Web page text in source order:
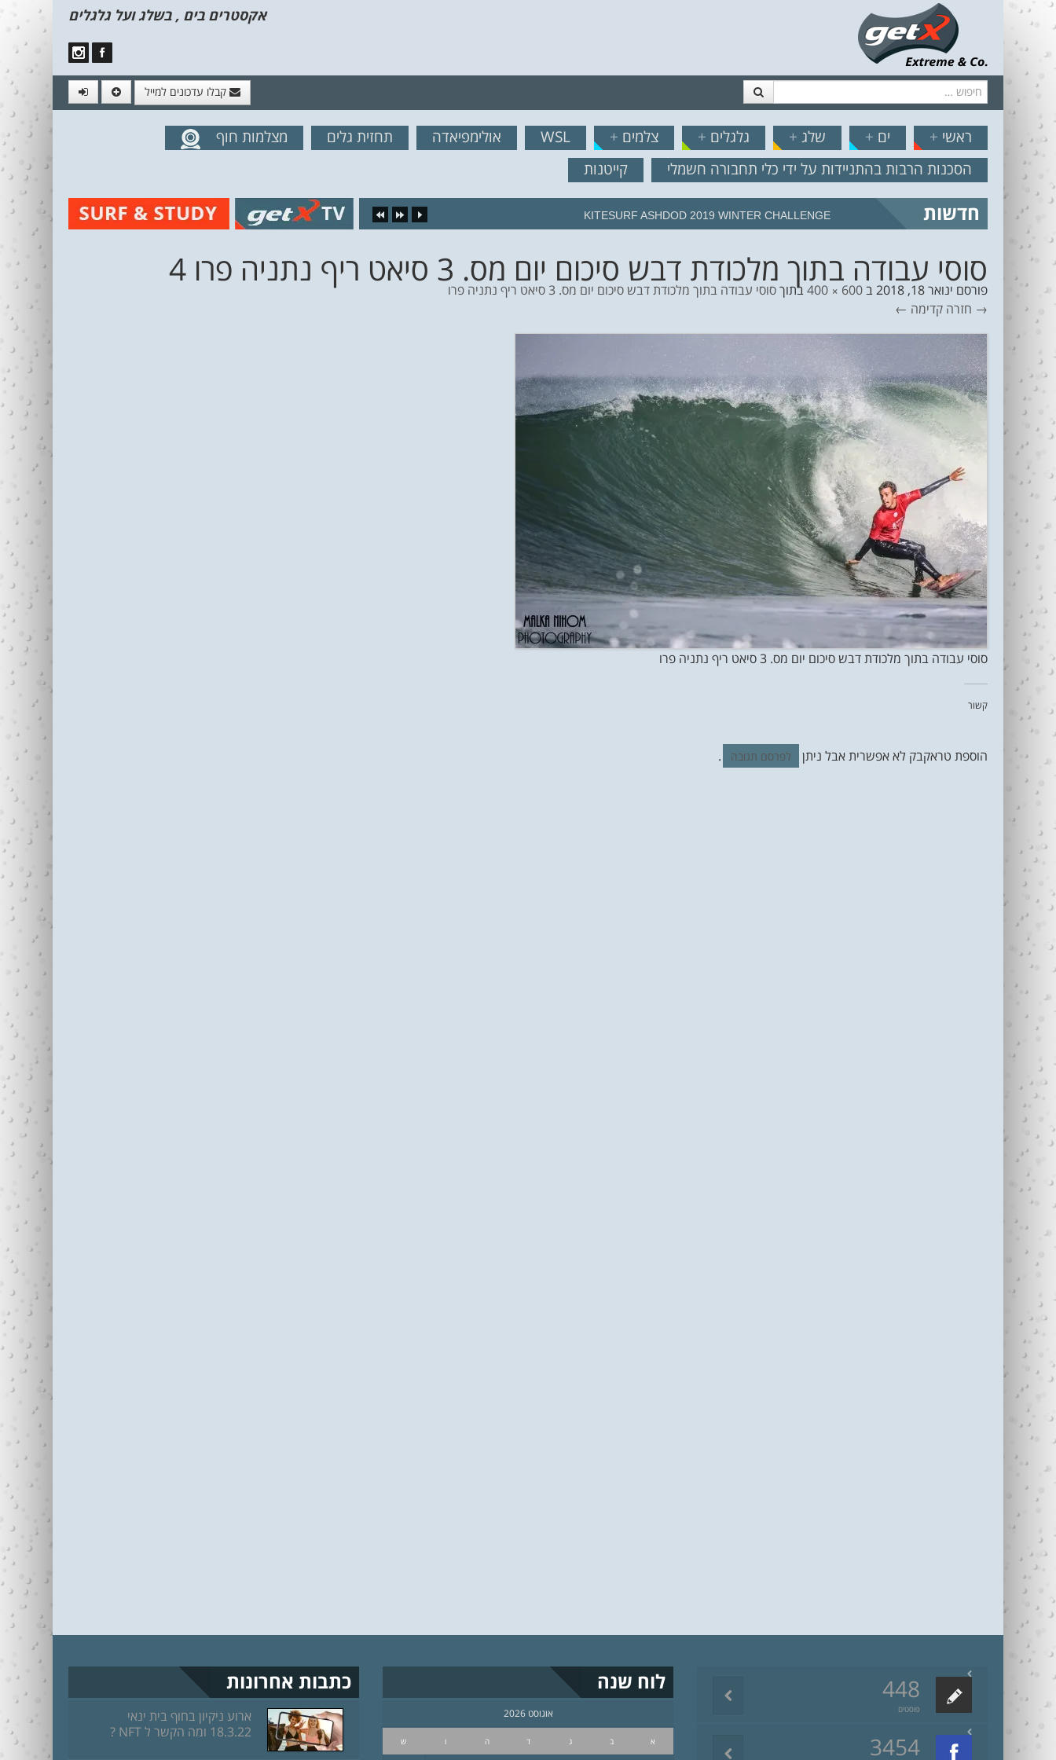
אקסטרים בים , בשלג ועל גלגלים
חיפוש קבלו עדכונים למייל
// הצטרף לרשימת תפוצה!נשמח לשלוח לך עדכונים חמים מהאתר תפריט
דלג לתוכן
ראשי + ים + שלג + גלגלים + צלמים +
WSL אולימפיאדה תחזית גלים
מצלמות חוף
הסכנות הרבות בהתניידות על ידי כלי תחבורה חשמלי
קייטנות
חדשות מצב הים והרוח – תחזית גלים 16.2.18
סוסי עבודה בתוך מלכודת דבש סיכום יום מס. 3 סיאט ריף נתניה פרו 4
פורסם ינואר 18, 2018 ב600 × 400 בתוךסוסי עבודה בתוך מלכודת דבש סיכום יום מס. 3 סיאט ריף נתניה פרו
→ חזרה קדימה ←
סוסי עבודה בתוך מלכודת דבש סיכום יום מס. 3 סיאט ריף נתניה פרו
קשור
הוספת טראקבק לא אפשרית אבל ניתן לפרסם תגובה .
448
פוסטים
3454
לוח שנה
אוגוסט 2026
א ב ג ד ה ו ש
כתבות אחרונות
ארוע ניקיון בחוף בית ינאי
18.3.22 ומה הקשר ל NFT ?